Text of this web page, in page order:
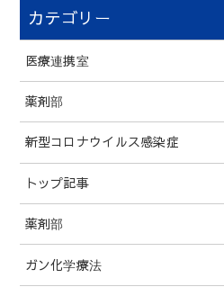
カテゴリー
医療連携室
薬剤部
新型コロナウイルス感染症
トップ記事
薬剤部
ガン化学療法